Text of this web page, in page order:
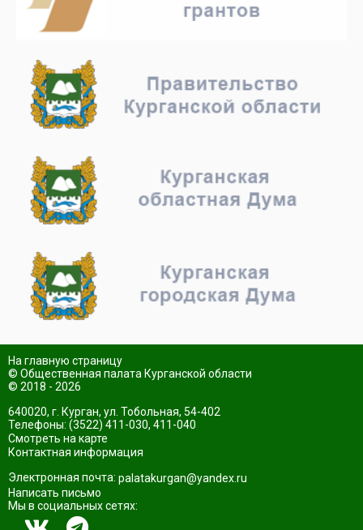
На главную страницу
© Общественная палата Курганской области
© 2018 - 2026
640020, г. Курган, ул. Тобольная, 54-402
Телефоны: (3522) 411-030, 411-040
Смотреть на карте
Контактная информация
Электронная почта: palatakurgan@yandex.ru
Написать письмо
Мы в социальных сетях: